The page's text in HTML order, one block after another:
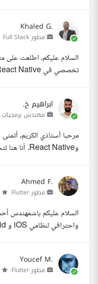
Khaled G.
مطور Full Stack
تخصصي في React Native. أنا خالد، مطور Fu...
ابراهيم خ.
مهندس برمجيات
وReact Native. أنا هنا لتحويل رؤيتك...
Ahmed F.
مطور Flutter
واحترافي لنظامي iOS و Android، وبصفتي مهن...
Youcef M.
مطور Flutter